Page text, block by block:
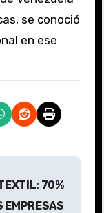
se conoció
en ese
70%
EMPRESAS